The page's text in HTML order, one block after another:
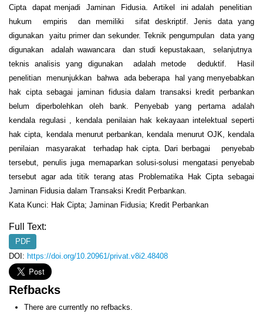
Cipta dapat menjadi Jaminan Fidusia. Artikel ini adalah penelitian
hukum empiris dan memiliki sifat deskriptif. Jenis data yang
digunakan yaitu primer dan sekunder. Teknik pengumpulan data yang
digunakan adalah wawancara dan studi kepustakaan, selanjutnya
teknis analisis yang digunakan adalah metode deduktif. Hasil
penelitian menunjukkan bahwa ada beberapa hal yang menyebabkan
hak cipta sebagai jaminan fidusia dalam transaksi kredit perbankan
belum diperbolehkan oleh bank. Penyebab yang pertama adalah
kendala regulasi , kendala penilaian hak kekayaan intelektual seperti
hak cipta, kendala menurut perbankan, kendala menurut OJK, kendala
penilaian masyarakat terhadap hak cipta. Dari berbagai penyebab
tersebut, penulis juga memaparkan solusi-solusi mengatasi penyebab
tersebut agar ada titik terang atas Problematika Hak Cipta sebagai
Jaminan Fidusia dalam Transaksi Kredit Perbankan.
Kata Kunci: Hak Cipta; Jaminan Fidusia; Kredit Perbankan
Full Text:
PDF
DOI: https://doi.org/10.20961/privat.v8i2.48408
Refbacks
There are currently no refbacks.